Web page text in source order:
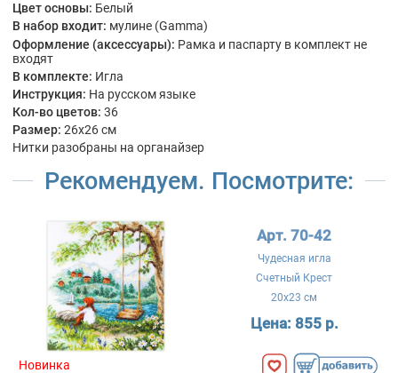
Цвет основы: Белый
В набор входит: мулине (Gamma)
Оформление (аксессуары): Рамка и паспарту в комплект не
входят
В комплекте: Игла
Инструкция: На русском языке
Кол-во цветов: 36
Размер: 26x26 см
Нитки разобраны на органайзер
Рекомендуем. Посмотрите:
Арт. 70-42
Чудесная игла
Счетный Крест
20x23 см
Цена: 855 р.
Новинка